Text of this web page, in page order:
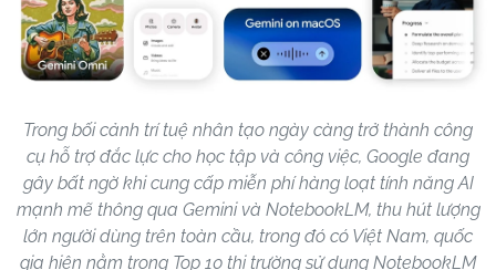
Trong bối cảnh trí tuệ nhân tạo ngày càng trở thành công
cụ hỗ trợ đắc lực cho học tập và công việc, Google đang
gây bất ngờ khi cung cấp miễn phí hàng loạt tính năng AI
mạnh mẽ thông qua Gemini và NotebookLM, thu hút lượng
lớn người dùng trên toàn cầu, trong đó có Việt Nam, quốc
gia hiện nằm trong Top 10 thị trường sử dụng NotebookLM